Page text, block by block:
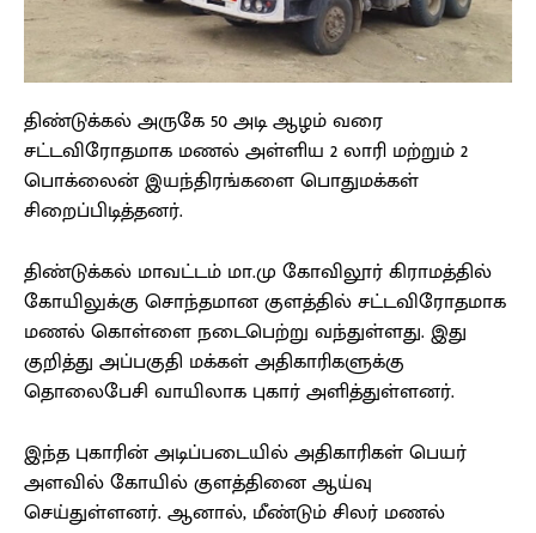
திண்டுக்கல் அருகே 50 அடி ஆழம் வரை
சட்டவிரோதமாக மணல் அள்ளிய 2 லாரி மற்றும் 2
பொக்லைன் இயந்திரங்களை பொதுமக்கள்
சிறைப்பிடித்தனர்.
திண்டுக்கல் மாவட்டம் மா.மு கோவிலூர் கிராமத்தில்
கோயிலுக்கு சொந்தமான குளத்தில் சட்டவிரோதமாக
மணல் கொள்ளை நடைபெற்று வந்துள்ளது. இது
குறித்து அப்பகுதி மக்கள் அதிகாரிகளுக்கு
தொலைபேசி வாயிலாக புகார் அளித்துள்ளனர்.
இந்த புகாரின் அடிப்படையில் அதிகாரிகள் பெயர்
அளவில் கோயில் குளத்தினை ஆய்வு
செய்துள்ளனர். ஆனால், மீண்டும் சிலர் மணல்